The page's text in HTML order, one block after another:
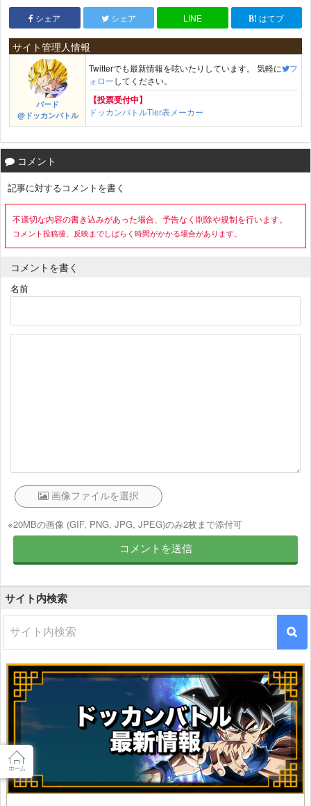
シェア シェア LINE はてブ
サイト管理人情報
バード
@ドッカンバトル
Twitterでも最新情報を呟いたりしています。 気軽に
フ
ォローしてください。
【投票受付中】
ドッカンバトルTier表メーカー
コメント
記事に対するコメントを書く
不適切な内容の書き込みがあった場合、予告なく削除や規制を行います。
コメント投稿後、反映までしばらく時間がかかる場合があります。
コメントを書く
※20MBの画像 (GIF, PNG, JPG, JPEG)のみ2枚まで添付可
名前
サイト内検索
ホーム